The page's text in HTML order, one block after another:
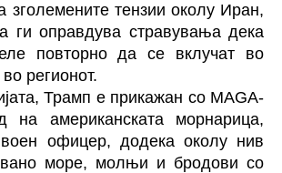
зголемените тензии околу Иран,
ги оправдува стравувања дека
повторно да се вклучат во
регионот.
Трамп е прикажан со MAGA-
на американската морнарица,
воен офицер, додека околу нив
море, молњи и бродови со